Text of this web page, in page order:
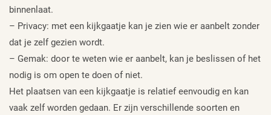
binnenlaat.
– Privacy: met een kijkgaatje kan je zien wie er aanbelt zonder
dat je zelf gezien wordt.
– Gemak: door te weten wie er aanbelt, kan je beslissen of het
nodig is om open te doen of niet.
Het plaatsen van een kijkgaatje is relatief eenvoudig en kan
vaak zelf worden gedaan. Er zijn verschillende soorten en